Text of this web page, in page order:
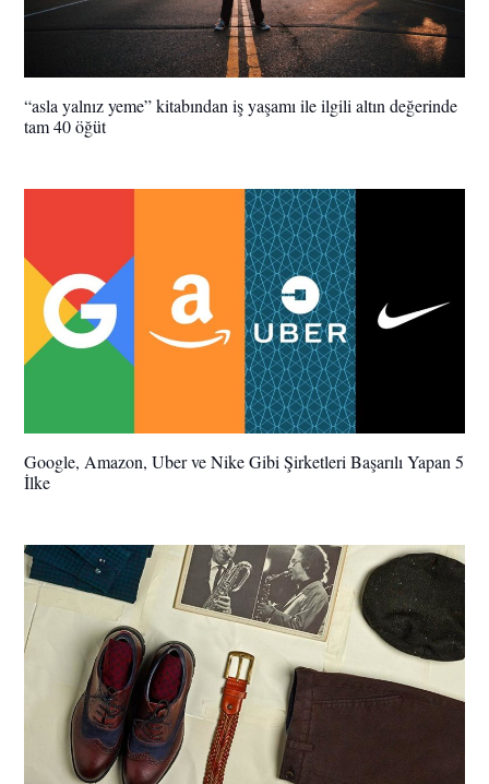
“asla yalnız yeme” kitabından iş yaşamı ile ilgili altın değerinde
tam 40 öğüt
Google, Amazon, Uber ve Nike Gibi Şirketleri Başarılı Yapan 5
İlke